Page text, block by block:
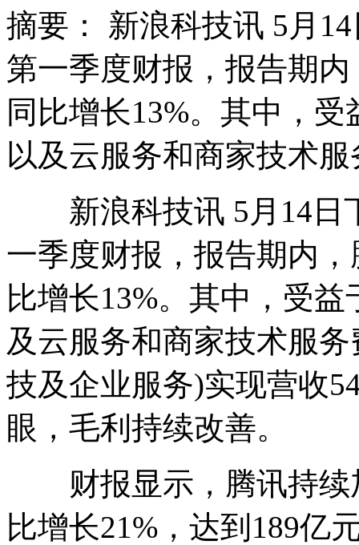
摘要： 新浪科技讯 5月
第一季度财报，报告期
同比增长13%。其中，
以及云服务和商家技术
新浪科技讯 5月14日
一季度财报，报告期内
比增长13%。其中，受
及云服务和商家技术服
技及企业服务)实现营收
眼，毛利持续改善。
财报显示，腾讯持续
比增长21%，达到189亿